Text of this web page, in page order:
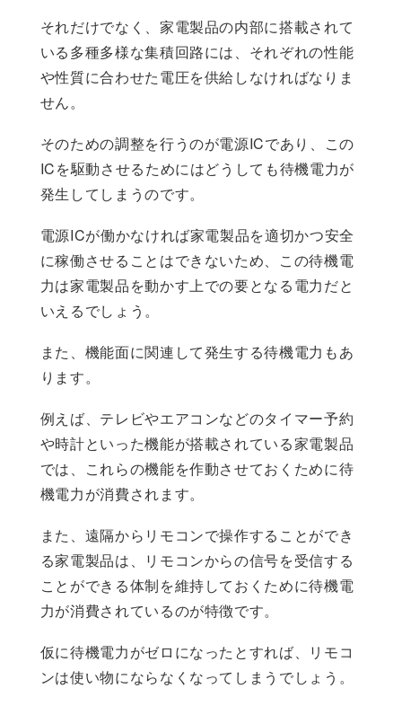
それだけでなく、家電製品の内部に搭載されて
いる多種多様な集積回路には、それぞれの性能
や性質に合わせた電圧を供給しなければなりま
せん。
そのための調整を行うのが電源ICであり、この
ICを駆動させるためにはどうしても待機電力が
発生してしまうのです。
電源ICが働かなければ家電製品を適切かつ安全
に稼働させることはできないため、この待機電
力は家電製品を動かす上での要となる電力だと
いえるでしょう。
また、機能面に関連して発生する待機電力もあ
ります。
例えば、テレビやエアコンなどのタイマー予約
や時計といった機能が搭載されている家電製品
では、これらの機能を作動させておくために待
機電力が消費されます。
また、遠隔からリモコンで操作することができ
る家電製品は、リモコンからの信号を受信する
ことができる体制を維持しておくために待機電
力が消費されているのが特徴です。
仮に待機電力がゼロになったとすれば、リモコ
ンは使い物にならなくなってしまうでしょう。